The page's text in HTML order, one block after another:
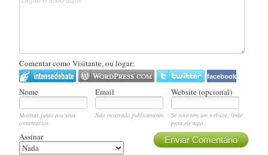
Comentar como Visitante, ou logar:
facebook
Nome Email Website (opcional)
Mostrar junto aos seus
comentários.
Não mostrado publicamente.
Se você tem um website, linke
para ele aqui.
Enviar Comentário
Assinar